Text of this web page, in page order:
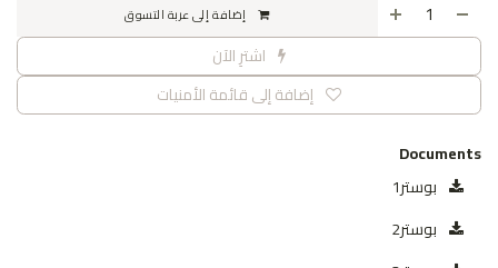
إضافة إلى قائمة الأمنيات
Documents
بوستر1
بوستر2